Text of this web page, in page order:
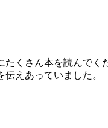
くさん本を読んでく
えあっていました。